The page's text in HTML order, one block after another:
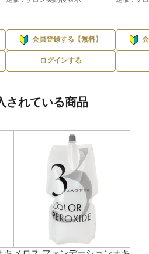
会員登録する【無料】
ログインする
されている商品